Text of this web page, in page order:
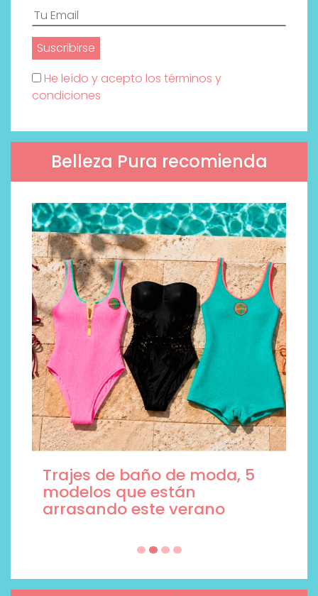
He leído y acepto los términos y
condiciones
Belleza Pura recomienda
Trajes de baño de moda, 5
modelos que están
arrasando este verano